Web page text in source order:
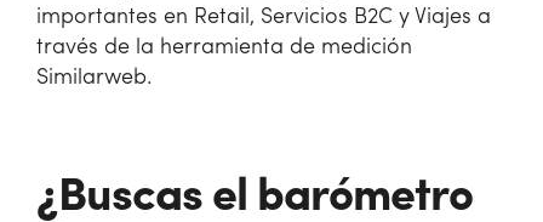
importantes en Retail, Servicios B2C y Viajes a
través de la herramienta de medición
Similarweb.
¿Buscas el barómetro